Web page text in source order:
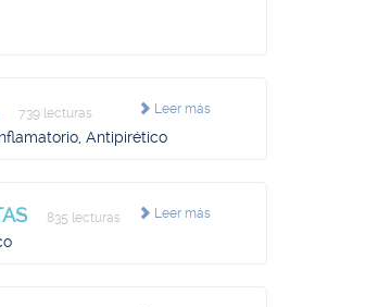
Leer más
739 lecturas
Antipirético
Leer más
835 lecturas